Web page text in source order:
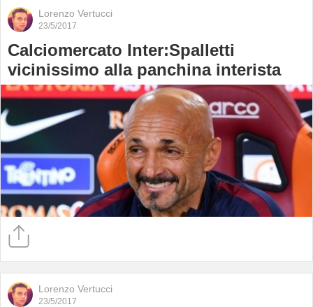
Lorenzo Vertucci
23/5/2017
Calciomercato Inter:Spalletti
vicinissimo alla panchina interista
Lorenzo Vertucci
23/5/2017